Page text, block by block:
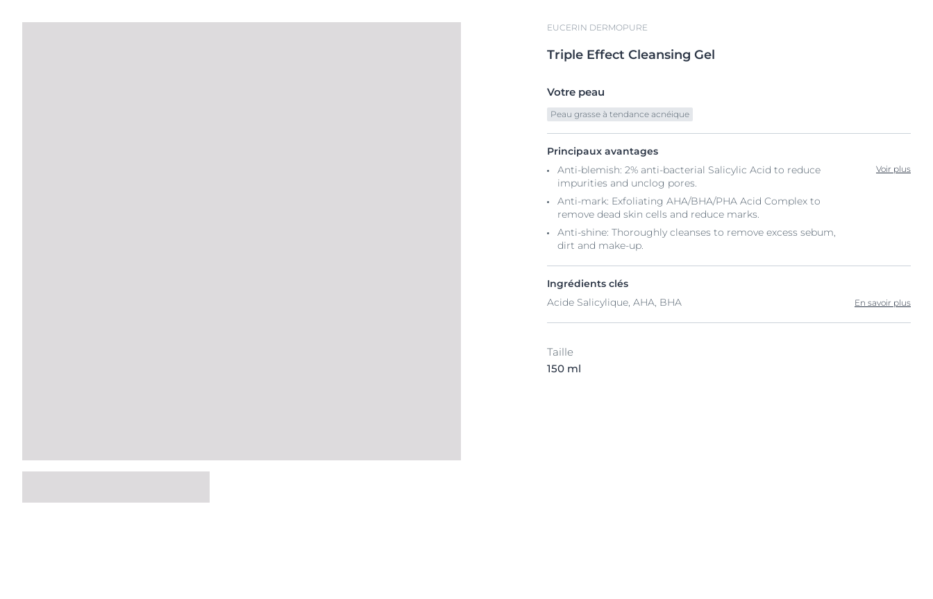
EUCERIN DERMOPURE
Triple Effect Cleansing Gel
Votre peau
Peau grasse à tendance acnéique
Principaux avantages
Anti-blemish: 2% anti-bacterial Salicylic Acid to reduce
impurities and unclog pores.
Anti-mark: Exfoliating AHA/BHA/PHA Acid Complex to
remove dead skin cells and reduce marks.
Anti-shine: Thoroughly cleanses to remove excess sebum,
dirt and make-up.
Voir plus
Ingrédients clés
Acide Salicylique, AHA, BHA
En savoir plus
Taille
150 ml